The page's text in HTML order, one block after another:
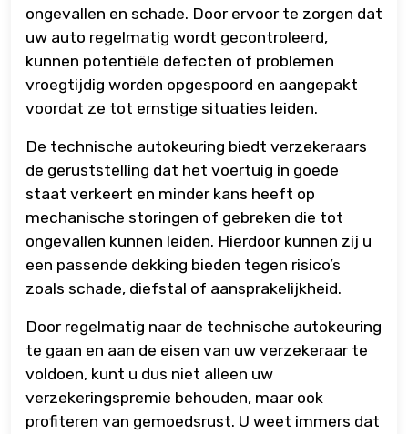
ongevallen en schade. Door ervoor te zorgen dat
uw auto regelmatig wordt gecontroleerd,
kunnen potentiële defecten of problemen
vroegtijdig worden opgespoord en aangepakt
voordat ze tot ernstige situaties leiden.
De technische autokeuring biedt verzekeraars
de geruststelling dat het voertuig in goede
staat verkeert en minder kans heeft op
mechanische storingen of gebreken die tot
ongevallen kunnen leiden. Hierdoor kunnen zij u
een passende dekking bieden tegen risico’s
zoals schade, diefstal of aansprakelijkheid.
Door regelmatig naar de technische autokeuring
te gaan en aan de eisen van uw verzekeraar te
voldoen, kunt u dus niet alleen uw
verzekeringspremie behouden, maar ook
profiteren van gemoedsrust. U weet immers dat